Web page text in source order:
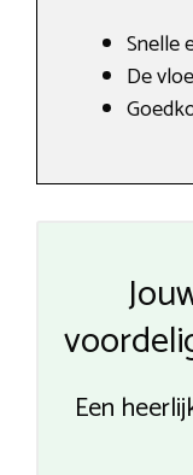
Snelle
De
Een